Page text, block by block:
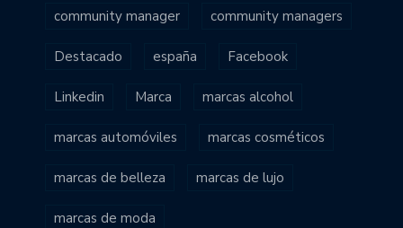
community manager community managers
Destacado españa Facebook
Linkedin Marca marcas alcohol
marcas automóviles marcas cosméticos
marcas de belleza marcas de lujo
marcas de moda